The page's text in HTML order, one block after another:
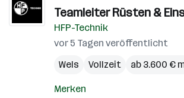
Teamleiter Rüsten &
HFP-Technik
vor 5 Tagen veröffentlicht
Wels
Vollzeit ab 3.600 €
Merken